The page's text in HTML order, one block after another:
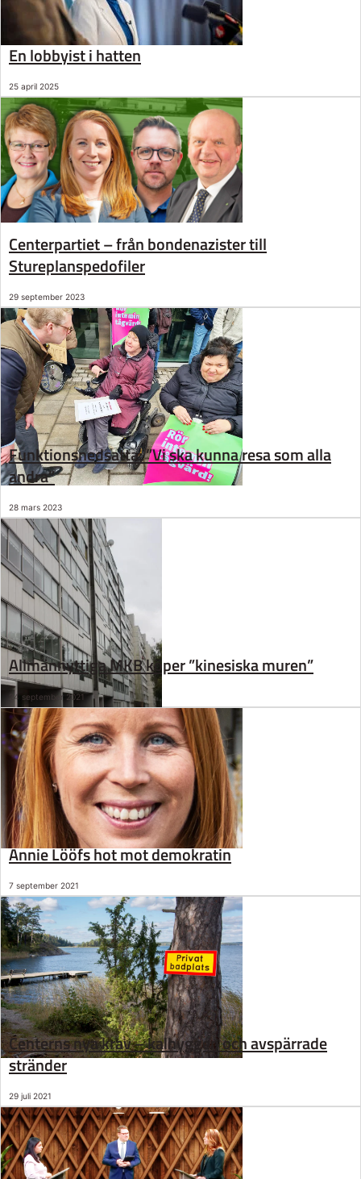
En lobbyist i hatten
25 april 2025
Centerpartiet – från bondenazister till
Stureplanspedofiler
29 september 2023
Funktionsnedsatta: ”Vi ska kunna resa som alla
andra”
28 mars 2023
Allmännyttiga MKB köper ”kinesiska muren”
24 september 2021
Annie Lööfs hot mot demokratin
7 september 2021
Centerns nya krav – kalhyggen och avspärrade
stränder
29 juli 2021